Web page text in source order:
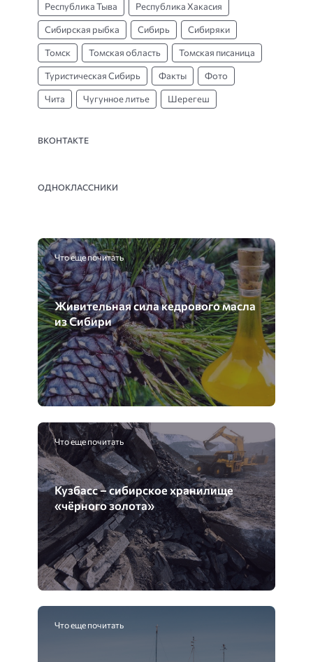
Республика Тыва Республика Хакасия
Сибирская рыбка Сибирь Сибиряки
Томск Томская область Томская писаница
Туристическая Сибирь Факты Фото
Чита Чугунное литье Шерегеш
ВКОНТАКТЕ
ОДНОКЛАССНИКИ
Что еще почитать
Живительная сила кедрового масла
из Сибири
Что еще почитать
Кузбасс – сибирское хранилище
«чёрного золота»
Что еще почитать